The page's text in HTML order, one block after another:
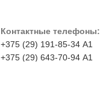
Контактные телефоны:
+375 (29) 191-85-34 А1
+375 (29) 643-70-94 А1